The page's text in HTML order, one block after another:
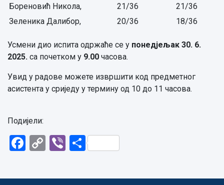
Бореновић Никола,
21/36
21/36
Зеленика Далибор,
20/36 18/36
Усмени дио испита одржаће се у понедјељак 30. 6.
2025. са почетком у 9.00 часова.
Увид у радове можете извршити код предметног
асистента у сриједу у термину од 10 до 11 часова.
Подијели:
Facebook
CopyViberShare